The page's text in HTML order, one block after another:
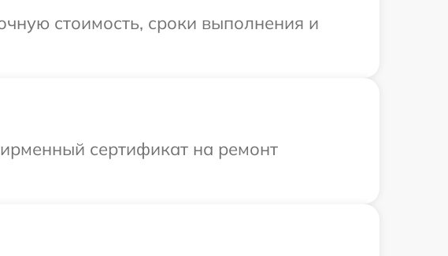
стоимость, сроки выполнения и
сертификат на ремонт